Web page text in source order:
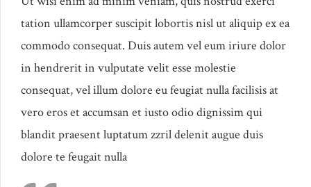
tation ullamcorper suscipit lobortis nisl ut aliquip ex ea
commodo consequat. Duis autem vel eum iriure dolor
in hendrerit in vulputate velit esse molestie
consequat, vel illum dolore eu feugiat nulla facilisis at
vero eros et accumsan et iusto odio dignissim qui
blandit praesent luptatum zzril delenit augue duis
dolore te feugait nulla